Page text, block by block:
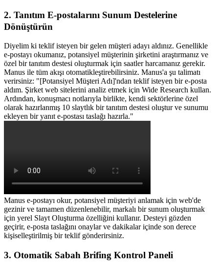
2. Tanıtım E-postalarını Sunum Destelerine
Dönüştürün
Diyelim ki teklif isteyen bir gelen müşteri adayı aldınız. Genellikle
e-postayı okumanız, potansiyel müşterinin şirketini araştırmanız ve
özel bir tanıtım destesi oluşturmak için saatler harcamanız gerekir.
Manus ile tüm akışı otomatikleştirebilirsiniz. Manus'a şu talimatı
verirsiniz: "[Potansiyel Müşteri Adı]'ndan teklif isteyen bir e-posta
aldım. Şirket web sitelerini analiz etmek için Wide Research kullan.
Ardından, konuşmacı notlarıyla birlikte, kendi sektörlerine özel
olarak hazırlanmış 10 slaytlık bir tanıtım destesi oluştur ve sunumu
ekleyen bir yanıt e-postası taslağı hazırla."
Manus e-postayı okur, potansiyel müşteriyi anlamak için web'de
gezinir ve tamamen düzenlenebilir, markalı bir sunum oluşturmak
için yerel Slayt Oluşturma özelliğini kullanır. Desteyi gözden
geçirir, e-posta taslağını onaylar ve dakikalar içinde son derece
kişiselleştirilmiş bir teklif gönderirsiniz.
3. Otomatik Sabah Brifing Kontrol Paneli